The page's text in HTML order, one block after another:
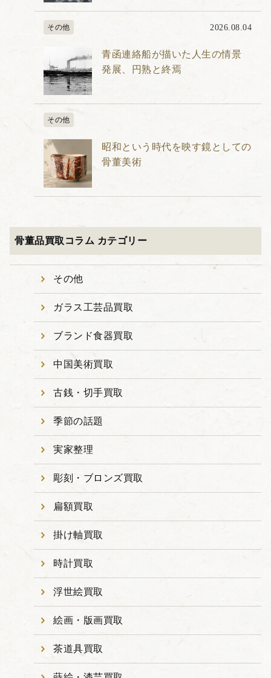
その他 2026.08.04
青函連絡船が描いた人生の情景
発展、円熟と終焉
その他
昭和という時代を映す鏡としての
骨董美術
骨董品買取コラム カテゴリー
その他
ガラス工芸品買取
ブランド食器買取
中国美術買取
古銭・切手買取
季節の話題
実家整理
彫刻・ブロンズ買取
扁額買取
掛け軸買取
時計買取
浮世絵買取
絵画・版画買取
茶道具買取